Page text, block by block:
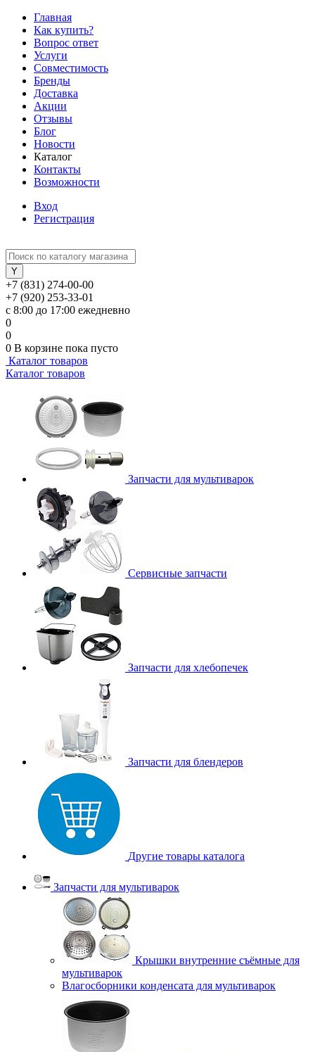
Главная
Как купить?
Вопрос ответ
Услуги
Совместимость
Бренды
Доставка
Акции
Отзывы
Блог
Новости
Каталог
Контакты
Возможности
Вход
Регистрация
+7 (831) 274-00-00
+7 (920) 253-33-01
с 8:00 до 17:00 ежедневно
0
0
0 В корзине пока пусто
Каталог товаров
Каталог товаров
Запчасти для мультиварок
Сервисные запчасти
Запчасти для хлебопечек
Запчасти для блендеров
Другие товары каталога
Запчасти для мультиварок
Крышки внутренние съёмные для
мультиварок
Влагосборники конденсата для мультиварок